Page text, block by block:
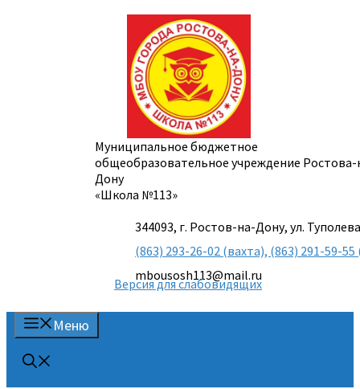
Муниципальное бюджетное
общеобразовательное учреждение
Дону
«Школа №113»
344093, г. Ростов-на-Дону, ул.
(863) 293-26-02 (вахта), (863) 291-59-
mbousosh113@mail.ru
Версия для слабовидящих
Меню